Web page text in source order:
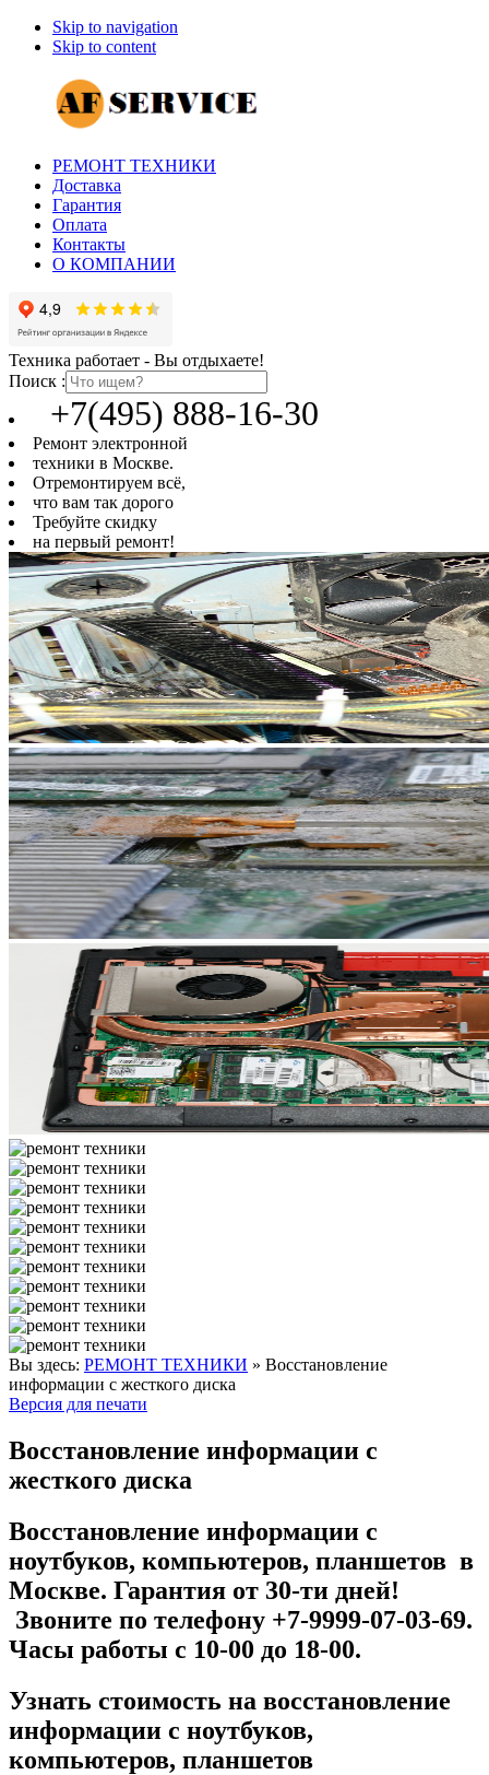
Skip to navigation
Skip to content
РЕМОНТ ТЕХНИКИ
Доставка
Гарантия
Оплата
Контакты
О КОМПАНИИ
Техника работает - Вы отдыхаете!
Поиск :
+7(495) 888-16-30
Ремонт электронной
техники в Москве.
Отремонтируем всё,
что вам так дорого
Требуйте скидку
на первый ремонт!
Вы здесь: РЕМОНТ ТЕХНИКИ » Восстановление
информации с жесткого диска
Версия для печати
Восстановление информации с
жесткого диска
Восстановление информации с
ноутбуков, компьютеров, планшетов в
Москве. Гарантия от 30-ти дней!
Звоните по телефону +7-9999-07-03-69.
Часы работы с 10-00 до 18-00.
Узнать стоимость на восстановление
информации с ноутбуков,
компьютеров, планшетов